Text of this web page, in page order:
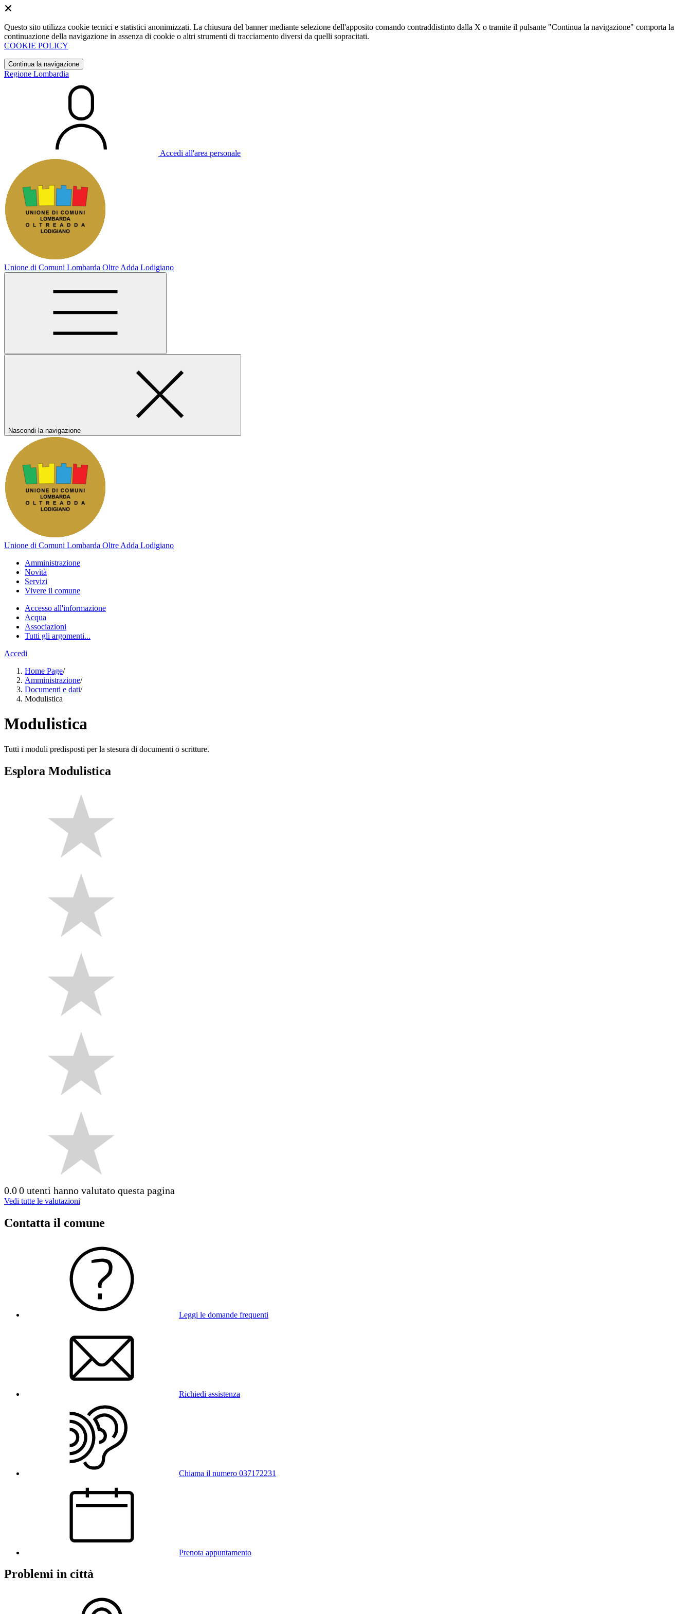
Questo sito utilizza cookie tecnici e statistici anonimizzati. La chiusura del banner mediante selezione dell'apposito comando contraddistinto dalla X o tramite il pulsante "Continua la navigazione" comporta la
continuazione della navigazione in assenza di cookie o altri strumenti di tracciamento diversi da quelli sopracitati.
COOKIE POLICY
Continua la navigazione
Regione Lombardia
Accedi all'area personale
Unione di Comuni Lombarda Oltre Adda Lodigiano
Nascondi la navigazione
Unione di Comuni Lombarda Oltre Adda Lodigiano
Amministrazione
Novità
Servizi
Vivere il comune
Accesso all'informazione
Acqua
Associazioni
Tutti gli argomenti...
Accedi
Home Page/
Amministrazione/
Documenti e dati/
Modulistica
Modulistica
Tutti i moduli predisposti per la stesura di documenti o scritture.
Esplora Modulistica
0.00 utenti hanno valutato questa pagina
Vedi tutte le valutazioni
Contatta il comune
Leggi le domande frequenti
Richiedi assistenza
Chiama il numero 037172231
Prenota appuntamento
Problemi in città